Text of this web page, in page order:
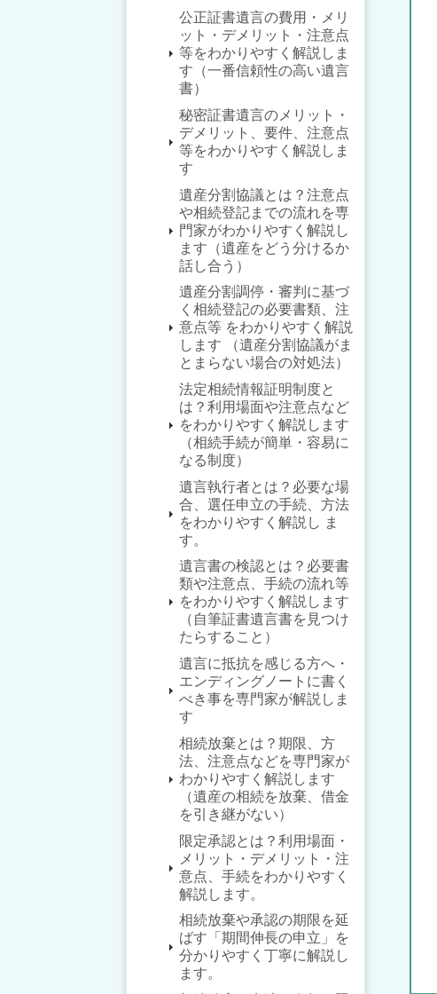
公正証書遺言の費用・メリ
ット・デメリット・注意点
等をわかりやすく解説しま
す（一番信頼性の高い遺言
書）
秘密証書遺言のメリット・
デメリット、要件、注意点
等をわかりやすく解説しま
す
遺産分割協議とは？注意点
や相続登記までの流れを専
門家がわかりやすく解説し
ます（遺産をどう分けるか
話し合う）
遺産分割調停・審判に基づ
く相続登記の必要書類、注
意点等 をわかりやすく解説
します （遺産分割協議がま
とまらない場合の対処法）
法定相続情報証明制度と
は？利用場面や注意点など
をわかりやすく解説します
（相続手続が簡単・容易に
なる制度）
遺言執行者とは？必要な場
合、選任申立の手続、方法
をわかりやすく解説し ま
す。
遺言書の検認とは？必要書
類や注意点、手続の流れ等
をわかりやすく解説します
（自筆証書遺言書を見つけ
たらすること）
遺言に抵抗を感じる方へ・
エンディングノートに書く
べき事を専門家が解説しま
す
相続放棄とは？期限、方
法、注意点などを専門家が
わかりやすく解説します
（遺産の相続を放棄、借金
を引き継がない）
限定承認とは？利用場面・
メリット・デメリット・注
意点、手続をわかりやすく
解説します。
相続放棄や承認の期限を延
ばす「期間伸長の申立」を
分かりやすく丁寧に解説し
ます。